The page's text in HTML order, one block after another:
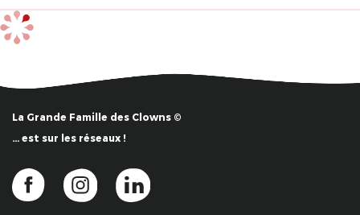
La Grande Famille des Clowns ©
… est sur les réseaux !